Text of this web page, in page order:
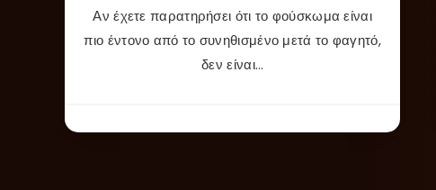
Αν έχετε παρατηρήσει ότι το φούσκωμα είναι
πιο έντονο από το συνηθισμένο μετά το φαγητό,
δεν είναι…